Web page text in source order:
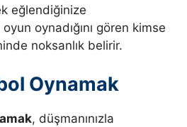
eğlendiğinize
oynadığını gören kimse
noksanlık belirir.
Oynamak
, düşmanınızla